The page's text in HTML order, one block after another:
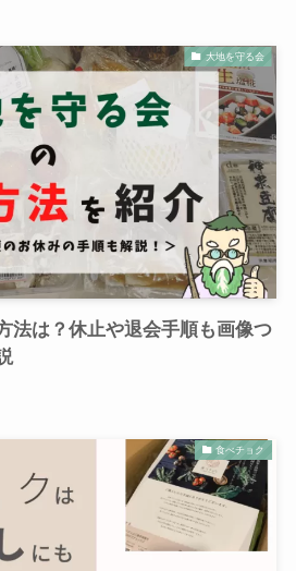
大地を守る会
法は？休止や退会手順も画像つ
食べチョク